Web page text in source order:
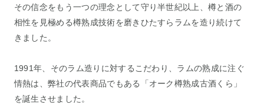
その信念をもう一つの理念として守り半世紀以上、樽と酒の
相性を見極める樽熟成技術を磨きひたすらラムを造り続けて
きました。
1991年、そのラム造りに対するこだわり、ラムの熟成に注ぐ
情熱は、弊社の代表商品でもある「オーク樽熟成古酒くら」
を誕生させました。